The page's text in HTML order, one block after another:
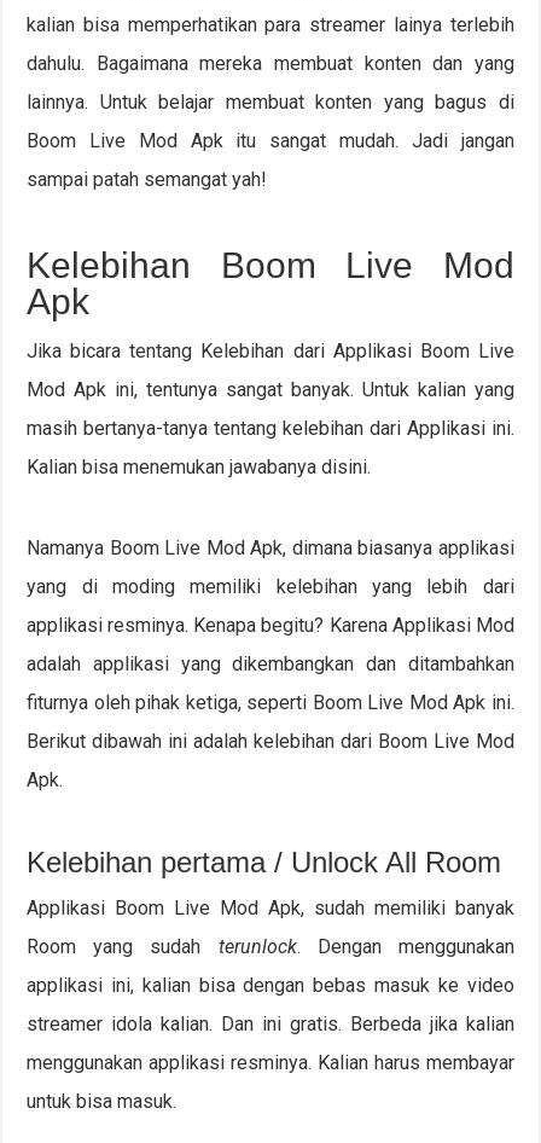
kalian bisa memperhatikan para streamer lainya terlebih
dahulu. Bagaimana mereka membuat konten dan yang
lainnya. Untuk belajar membuat konten yang bagus di
Boom Live Mod Apk itu sangat mudah. Jadi jangan
sampai patah semangat yah!
Kelebihan Boom Live Mod
Apk
Jika bicara tentang Kelebihan dari Applikasi Boom Live
Mod Apk ini, tentunya sangat banyak. Untuk kalian yang
masih bertanya-tanya tentang kelebihan dari Applikasi ini.
Kalian bisa menemukan jawabanya disini.
Namanya Boom Live Mod Apk, dimana biasanya applikasi
yang di moding memiliki kelebihan yang lebih dari
applikasi resminya. Kenapa begitu? Karena Applikasi Mod
adalah applikasi yang dikembangkan dan ditambahkan
fiturnya oleh pihak ketiga, seperti Boom Live Mod Apk ini.
Berikut dibawah ini adalah kelebihan dari Boom Live Mod
Apk.
Kelebihan pertama / Unlock All Room
Applikasi Boom Live Mod Apk, sudah memiliki banyak
Room yang sudah terunlock. Dengan menggunakan
applikasi ini, kalian bisa dengan bebas masuk ke video
streamer idola kalian. Dan ini gratis. Berbeda jika kalian
menggunakan applikasi resminya. Kalian harus membayar
untuk bisa masuk.